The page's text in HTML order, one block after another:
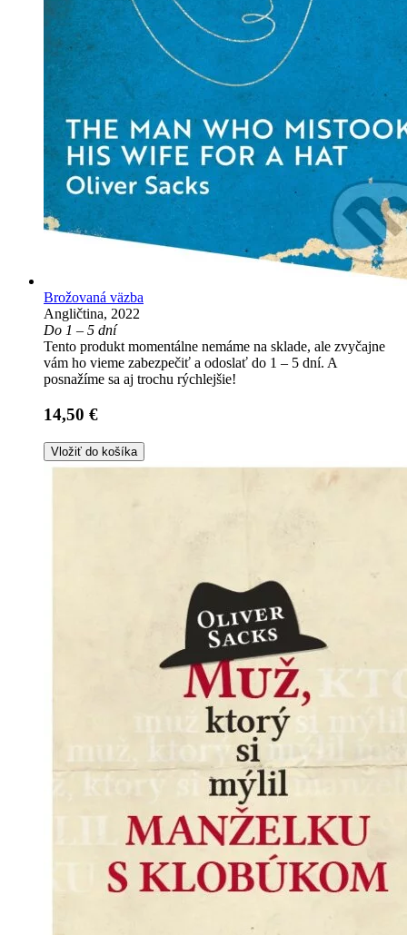
Brožovaná väzba
Angličtina, 2022
Do 1 – 5 dní
Tento produkt momentálne nemáme na sklade, ale zvyčajne
vám ho vieme zabezpečiť a odoslať do 1 – 5 dní. A
posnažíme sa aj trochu rýchlejšie!
14,50 €
Vložiť do košíka